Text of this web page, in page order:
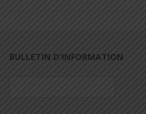
BULLETIN D'INFORMATION